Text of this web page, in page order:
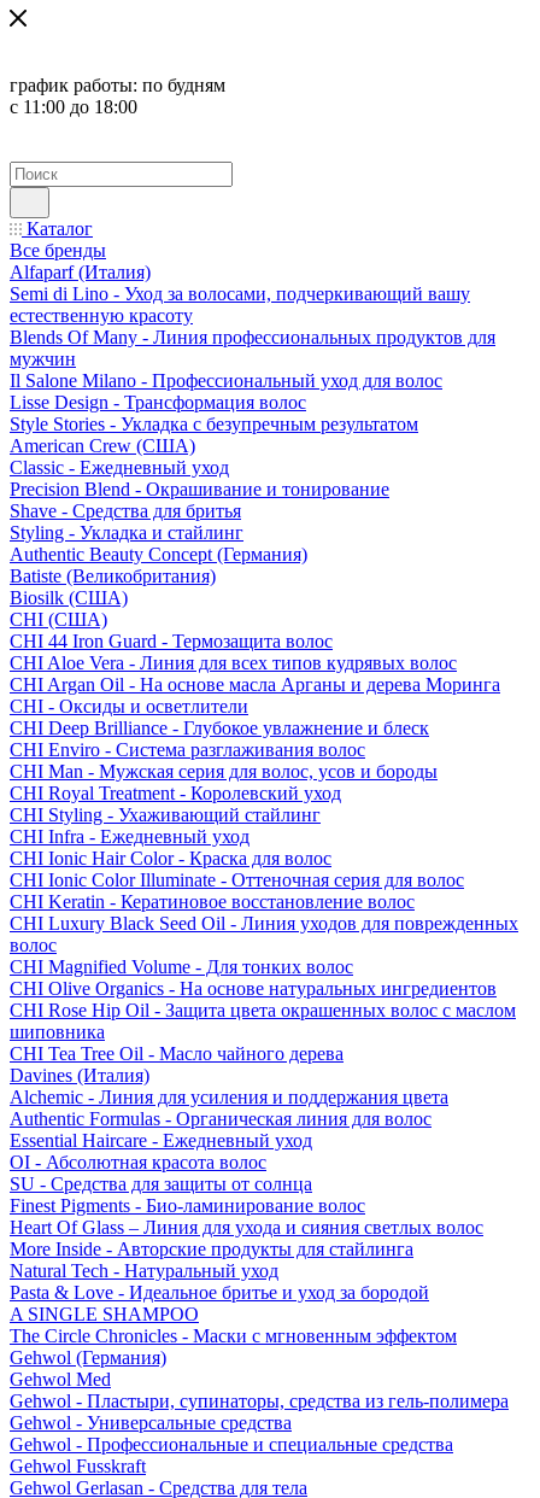
график работы: по будням
с 11:00 до 18:00
Каталог
Все бренды
Alfaparf (Италия)
Semi di Lino - Уход за волосами, подчеркивающий вашу
естественную красоту
Blends Of Many - Линия профессиональных продуктов для
мужчин
Il Salone Milano - Профессиональный уход для волос
Lisse Design - Трансформация волос
Style Stories - Укладка с безупречным результатом
American Crew (США)
Classic - Ежедневный уход
Precision Blend - Окрашивание и тонирование
Shave - Средства для бритья
Styling - Укладка и стайлинг
Authentic Beauty Concept (Германия)
Batiste (Великобритания)
Biosilk (США)
CHI (США)
CHI 44 Iron Guard - Термозащита волос
CHI Aloe Vera - Линия для всех типов кудрявых волос
CHI Argan Oil - На основе масла Арганы и дерева Моринга
CHI - Оксиды и осветлители
CHI Deep Brilliance - Глубокое увлажнение и блеск
CHI Enviro - Система разглаживания волос
CHI Man - Мужская серия для волос, усов и бороды
CHI Royal Treatment - Королевский уход
CHI Styling - Ухаживающий стайлинг
CHI Infra - Ежедневный уход
CHI Ionic Hair Color - Краска для волос
CHI Ionic Color Illuminate - Оттеночная серия для волос
CHI Keratin - Кератиновое восстановление волос
CHI Luxury Black Seed Oil - Линия уходов для поврежденных
волос
CHI Magnified Volume - Для тонких волос
CHI Olive Organics - На основе натуральных ингредиентов
CHI Rose Hip Oil - Защита цвета окрашенных волос с маслом
шиповника
CHI Tea Tree Oil - Масло чайного дерева
Davines (Италия)
Alchemic - Линия для усиления и поддержания цвета
Authentic Formulas - Органическая линия для волос
Essential Haircare - Eжедневный уход
OI - Абсолютная красота волос
SU - Средства для защиты от солнца
Finest Pigments - Био-ламинирование волос
Heart Of Glass – Линия для ухода и сияния светлых волос
More Inside - Авторские продукты для стайлинга
Natural Tech - Натуральный уход
Pasta & Love - Идеальное бритье и уход за бородой
A SINGLE SHAMPOO
The Circle Chronicles - Маски с мгновенным эффектом
Gehwol (Германия)
Gehwol Med
Gehwol - Пластыри, супинаторы, средства из гель-полимера
Gehwol - Универсальные средства
Gehwol - Профессиональные и специальные средства
Gehwol Fusskraft
Gehwol Gerlasan - Средства для тела